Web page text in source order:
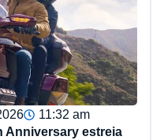
11:32 am
Anniversary estreia